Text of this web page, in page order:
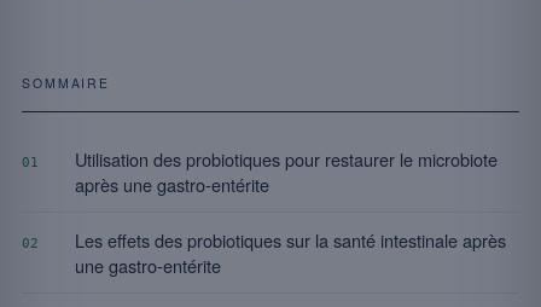
SOMMAIRE
01
Utilisation des probiotiques pour restaurer le microbiote
après une gastro-entérite
02
Les effets des probiotiques sur la santé intestinale après
une gastro-entérite